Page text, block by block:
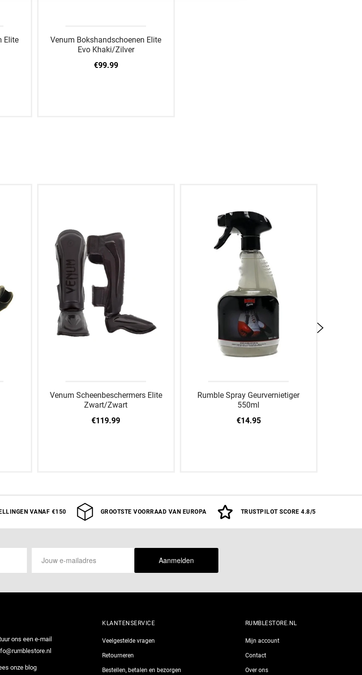
Elite
Venum Bokshandschoenen Elite
Evo Khaki/Zilver
€99.99
Venum Scheenbeschermers Elite
Zwart/Zwart
€119.99
Rumble Spray Geurvernietiger
550ml
€14.95
Aan winkelwagen toevoegen
VANAF €150 GROOTSTE VOORRAAD VAN EUROPA TRUSTPILOT SCORE 4.8/5
Aanmelden
ons een e-mail
onze blog
KLANTENSERVICE
Veelgestelde vragen
Retourneren
Bestellen, betalen en bezorgen
RUMBLESTORE.NL
Mijn account
Contact
Over ons